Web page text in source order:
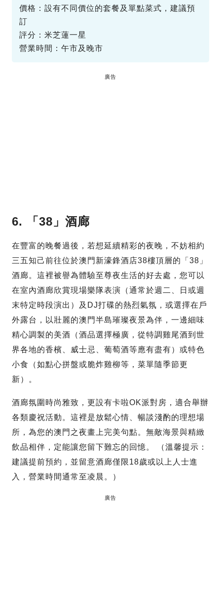
價格：設有不同價位的套餐及單點菜式，建議預
訂
評分：米芝蓮一星
營業時間：午市及晚市
廣告
6. 「38」酒廊
在豐富的晚餐過後，若想延續精彩的夜晚，不妨相約
三五知己前往位於澳門新濠鋒酒店38樓頂層的「38」
酒廊。這裡被譽為體驗至尊夜生活的好去處，您可以
在室內酒廊欣賞現場樂隊表演（通常於週二、日或週
末特定時段演出）及DJ打碟的熱烈氣氛，或選擇在戶
外露台，以壯麗的澳門半島璀璨夜景為伴，一邊細味
精心調製的美酒（酒品選擇極廣，從特調雞尾酒到世
界各地的香檳、威士忌、葡萄酒等應有盡有）或特色
小食（如點心拼盤或脆炸雞柳等，菜單隨季節更
新）。
酒廊氛圍時尚雅致，更設有卡啦OK派對房，適合舉辦
各類慶祝活動。這裡是放鬆心情、暢談淺酌的理想場
所，為您的澳門之夜畫上完美句點。無敵海景與精緻
飲品相伴，定能讓您留下難忘的回憶。 （溫馨提示：
建議提前預約，並留意酒廊僅限18歲或以上人士進
入，營業時間通常至凌晨。）
廣告